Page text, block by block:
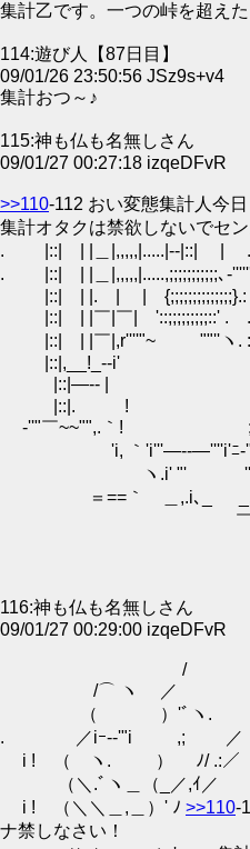
集計乙です。一つの峠を超え
114:遊び人【87日目】
09/01/26 23:50:56 JSz9s+v4
集計おつ～♪
115:神も仏も名無しさん
09/01/27 00:27:18 izqeDFvR
>>110-112 おい変態集計人今
集計オタクは禁欲しないでセ
. |::| | |＿|,,,,,|.....|--|::|
. |::| | |＿|,,,,,|.....,;;;;;;;;;;;､
|::| | |. | | {;;;;;;;;;;;;;;}.: .
|::| | |￣|￣| '::;;;;;;;;;::' . .
|::| | |￣|,r''''"~ ""''ヽ. :
|::|,__!_--i'
|::|―-- | 'i,二
|::|. ! i'> } .
-''"￣~~"",.｀! ;
'i, ｀'i'''―--―''''i'ﾆ-'"
ヽ.i' "' '''"'; _
＝==｀ゝ＿,.i､_
￣ ￣￣/,/
/,/ ＼
116:神も仏も名無しさん
09/01/27 00:29:00 izqeDFvR
/
/⌒ ヽ ／
（ ）'ﾞヽ.
. ／iｰ-‐'"i ,; ／
i ! （ ヽ. ） ﾉ/ .:／
（＼.ﾞヽ＿（_／,ｲ／
i ! （＼＼＿,＿）' ﾉ >>110-
ナ禁しなさい！